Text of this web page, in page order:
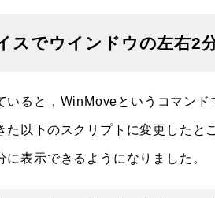
スでウインドウの左右2
ると，WinMoveというコマンド
た以下のスクリプトに変更した
に表示できるようになりました。